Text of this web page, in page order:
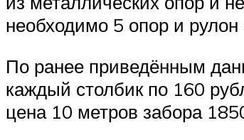
необходимо 5 опор и рулон
По ранее приведённым
каждый столбик по 160
цена 10 метров забора